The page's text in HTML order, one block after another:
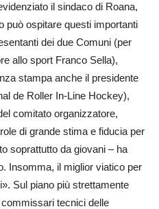
il sindaco di Roana,
può ospitare questi importanti
dei due Comuni (per
allo sport Franco Sella),
stampa anche il presidente
de Roller In-Line Hockey),
comitato organizzatore,
di grande stima e fiducia per
soprattutto da giovani – ha
Insomma, il miglior viatico per
Sul piano più strettamente
tecnici delle